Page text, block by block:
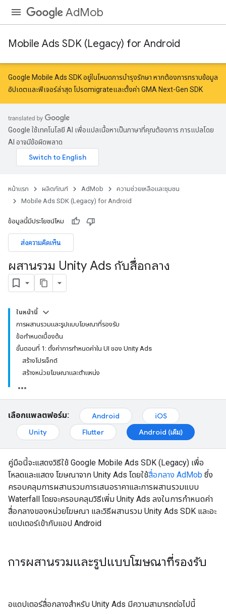
AdMob
Mobile Ads SDK (Legacy) for Android
Google Mobile Ads SDK อยู่ในโหมดการบำรุงรักษา หากต้องการทราบข้อมูล
อัปเดตและฟีเจอร์ล่าสุด โปรดmigrateและตั้งค่า GMA Next-Gen SDK
Google ใช้เทคโนโลยี AI เพื่อแปลเนื้อหาเป็นภาษาที่คุณต้องการ การแปลโดย
AI อาจมีข้อผิดพลาด
หน้าแรก ผลิตภัณฑ์ AdMob
ความช่วยเหลือและชุมชน
Mobile Ads SDK (Legacy) for Android
ข้อมูลนี้มีประโยชน์ไหม
ส่งความคิดเห็น
ผสานรวม Unity Ads กับสื่อกลาง
ในหน้านี้
การผสานรวมและรูปแบบโฆษณาที่รองรับ
ข้อกำหนดเบื้องต้น
ขั้นตอนที่ 1: ตั้งค่าการกำหนดค่าใน UI ของ Unity Ads
สร้างโปรเจ็กต์
สร้างหน่วยโฆษณาและตำแหน่ง
เลือกแพลตฟอร์ม: Android
iOS
Unity
Flutter Android (เดิม)
คู่มือนี้จะแสดงวิธีใช้ Google Mobile Ads SDK (Legacy) เพื่อ
โหลดและแสดง โฆษณาจาก Unity Ads โดยใช้สื่อกลาง AdMob ซึ่ง
ครอบคลุมการผสานรวมการเสนอราคาและการผสานรวมแบบ
Waterfall โดยจะครอบคลุมวิธีเพิ่ม Unity Ads ลงในการกำหนดค่า
สื่อกลางของหน่วยโฆษณา และวิธีผสานรวม Unity Ads SDK และอะ
แดปเตอร์เข้ากับแอป Android
การผสานรวมและรูปแบบโฆษณาที่รองรับ
อแดปเตอร์สื่อกลางสำหรับ Unity Ads มีความสามารถต่อไปนี้